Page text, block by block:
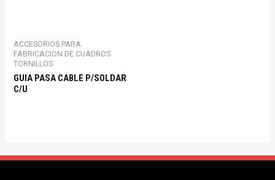
ACCESORIOS PARA
FABRICACION DE CUADROS
TORNILLOS
GUIA PASA CABLE P/SOLDAR
C/U